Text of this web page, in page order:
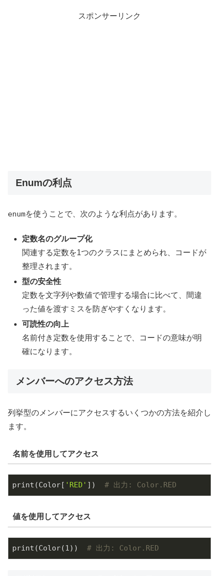
スポンサーリンク
Enumの利点
enumを使うことで、次のような利点があります。
定数名のグループ化
関連する定数を1つのクラスにまとめられ、コードが
整理されます。
型の安全性
定数を文字列や数値で管理する場合に比べて、間違
った値を渡すミスを防ぎやすくなります。
可読性の向上
名前付き定数を使用することで、コードの意味が明
確になります。
メンバーへのアクセス方法
列挙型のメンバーにアクセスするいくつかの方法を紹介し
ます。
名前を使用してアクセス
print(Color[ 'RED' ]) # 出力: Color.RED
値を使用してアクセス
print(Color(1)) # 出力: Color.RED